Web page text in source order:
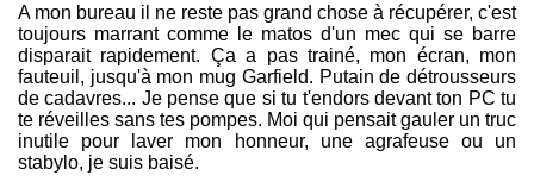
A mon bureau il ne reste pas grand chose à récupérer, c'est
toujours marrant comme le matos d'un mec qui se barre
disparait rapidement. Ça a pas trainé, mon écran, mon
fauteuil, jusqu'à mon mug Garfield. Putain de détrousseurs
de cadavres... Je pense que si tu t'endors devant ton PC tu
te réveilles sans tes pompes. Moi qui pensait gauler un truc
inutile pour laver mon honneur, une agrafeuse ou un
stabylo, je suis baisé.